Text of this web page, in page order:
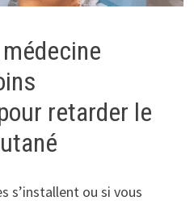
retarder le
s’installent ou si vous